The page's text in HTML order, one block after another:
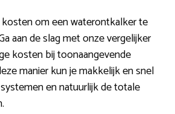
kosten om een waterontkalker te
aan de slag met onze vergelijker
kosten bij toonaangevende
manier kun je makkelijk en snel
en natuurlijk de totale